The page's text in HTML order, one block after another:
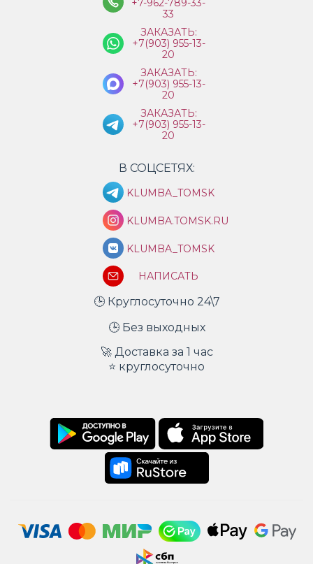
+7-962-789-33-
33
ЗАКАЗАТЬ:
+7(903) 955-13-
20
ЗАКАЗАТЬ:
+7(903) 955-13-
20
ЗАКАЗАТЬ:
+7(903) 955-13-
20
В СОЦСЕТЯХ:
KLUMBA_TOMSK
KLUMBA.TOMSK.RU
KLUMBA_TOMSK
НАПИСАТЬ
🕒 Круглосуточно 24\7
🕒 Без выходных
🚀 Доставка за 1 час
⭐ круглосуточно